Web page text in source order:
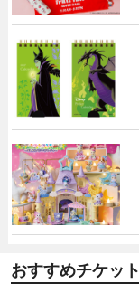
おすすめチケット